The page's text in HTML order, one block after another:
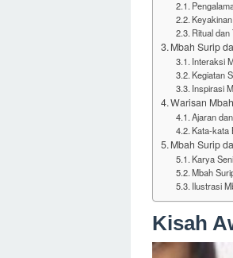
Ritual
Mbah Surip
Interaksi
Kegiatan
Inspirasi
Warisan
Ajaran
Kata-kata
Mbah Surip
Karya
Mbah
Ilustrasi
Kisah